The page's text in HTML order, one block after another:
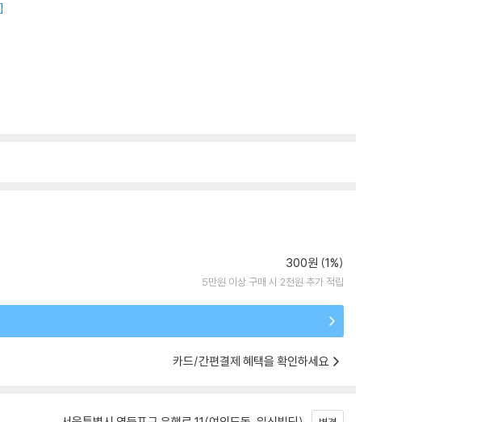
300원 (1%)
5만원 이상 구매 시 2천원 추가 적립
카드/간편결제 혜택을 확인하세요